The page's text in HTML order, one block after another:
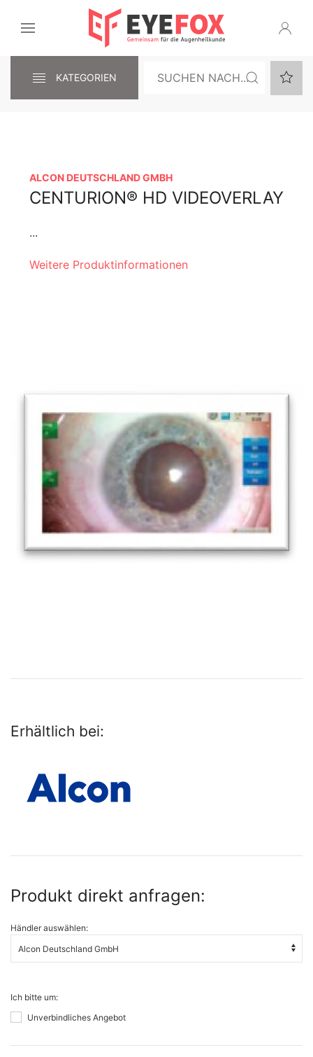
KATEGORIEN
ALCON DEUTSCHLAND GMBH
CENTURION® HD VIDEOVERLAY
...
Weitere Produktinformationen
Erhältlich bei:
Produkt direkt anfragen:
Händler auswählen:
Ich bitte um:
Unverbindliches Angebot